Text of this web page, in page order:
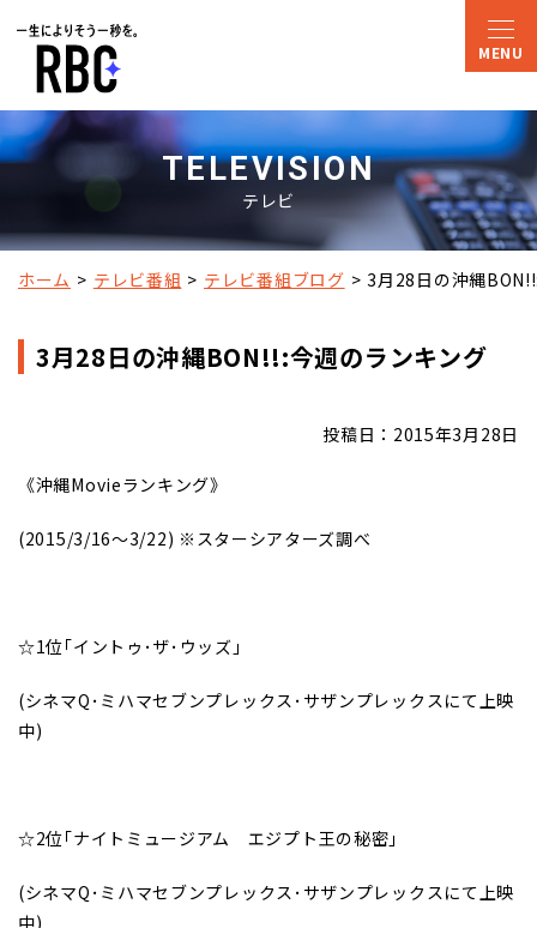
TELEVISION
テレビ
ホーム テレビ番組 テレビ番組ブログ 3月28日の沖縄
3月28日の沖縄BON!!:今週のランキング
投稿日：2015年3月28日
《沖縄Movieランキング》
(2015/3/16～3/22) ※スターシアターズ調べ
☆1位｢イントゥ･ザ･ウッズ｣
(シネマQ･ミハマセブンプレックス･サザンプレックスにて上映
中)
☆2位｢ナイトミュージアム エジプト王の秘密｣
(シネマQ･ミハマセブンプレックス･サザンプレックスにて上映
中)